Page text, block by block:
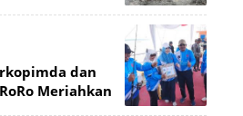
dan
Meriahkan